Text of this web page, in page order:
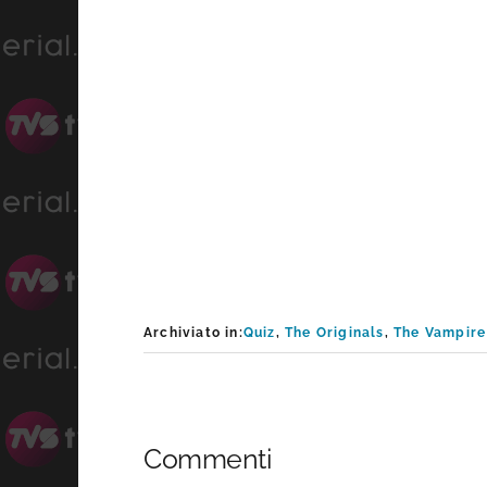
Archiviato in:Quiz,The Originals,The
Commenti